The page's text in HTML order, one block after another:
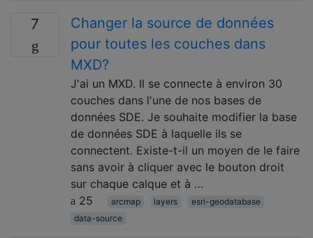
7
Changer la source de données
pour toutes les couches dans
MXD?
J'ai un MXD. Il se connecte à environ 30
couches dans l'une de nos bases de
données SDE. Je souhaite modifier la base
de données SDE à laquelle ils se
connectent. Existe-t-il un moyen de le faire
sans avoir à cliquer avec le bouton droit
sur chaque calque et à …
25
arcmap layers
esri-geodatabase
data-source